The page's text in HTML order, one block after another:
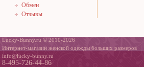
Обмен
Отзывы
Lucky-Bunny.ru © 2010-2026
Интернет-магазин женской одежды больших размеров
info@lucky-bunny.ru
8-495-726-44-86